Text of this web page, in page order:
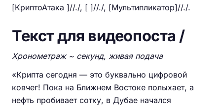
[КриптоАтака ]//./, [ ]//./, [Мультипликатор]//./.
Текст для видеопоста /
Хронометраж ~ секунд, живая подача
«Крипта сегодня — это буквально цифровой
ковчег! Пока на Ближнем Востоке полыхает, а
нефть пробивает сотку, в Дубае начался